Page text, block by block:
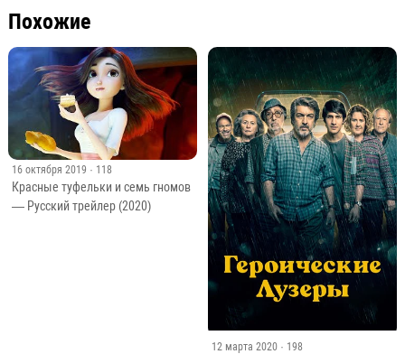
Похожие
16 октября 2019 · 118
Красные туфельки и семь гномов
— Русский трейлер (2020)
12 марта 2020 · 198